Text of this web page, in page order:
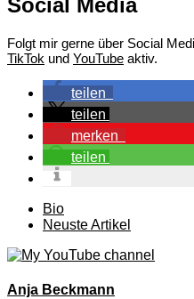
Social Media
Folgt mir gerne über Social
TikTok und YouTube aktiv.
teilen
teilen
merken
teilen
The
following
tabs
content
Bio
Neuste Artikel
Anja Beckmann